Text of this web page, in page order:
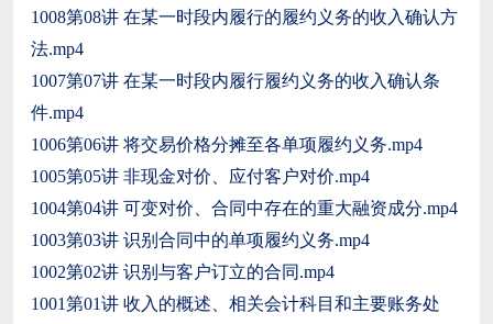
1008第08讲 在某一时段内履行的履约义务的收入确认方
法.mp4
1007第07讲 在某一时段内履行履约义务的收入确认条
件.mp4
1006第06讲 将交易价格分摊至各单项履约义务.mp4
1005第05讲 非现金对价、应付客户对价.mp4
1004第04讲 可变对价、合同中存在的重大融资成分.mp4
1003第03讲 识别合同中的单项履约义务.mp4
1002第02讲 识别与客户订立的合同.mp4
1001第01讲 收入的概述、相关会计科目和主要账务处